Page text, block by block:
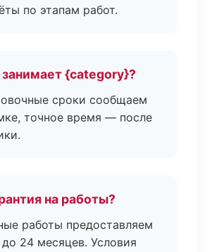
по этапам работ.
{category}?
сроки сообщаем
точное время — после
на работы?
работы предоставляем
24 месяцев. Условия